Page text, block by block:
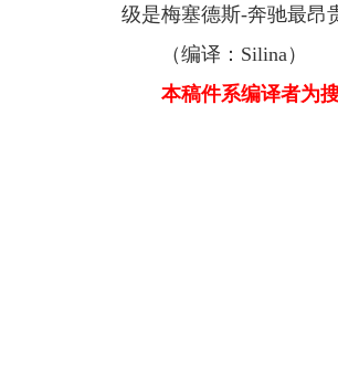
级是梅塞德斯-奔驰最昂
（编译：Silina）
本稿件系编译者为搜